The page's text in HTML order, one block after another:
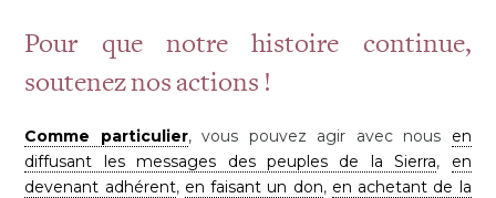
Pour que notre histoire continue,
soutenez nos actions !
Comme particulier, vous pouvez agir avec nous en
diffusant les messages des peuples de la Sierra, en
devenant adhérent, en faisant un don, en achetant de la